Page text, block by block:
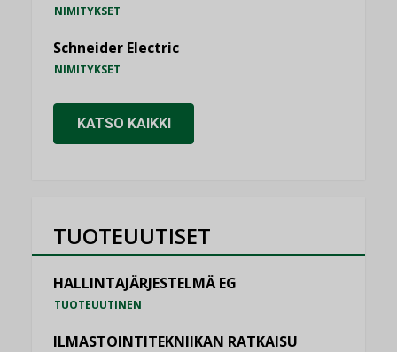
NIMITYKSET
Schneider Electric
NIMITYKSET
KATSO KAIKKI
TUOTEUUTISET
HALLINTAJÄRJESTELMÄ EG
TUOTEUUTINEN
ILMASTOINTITEKNIIKAN RATKAISU